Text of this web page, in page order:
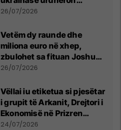
kontroll të madh
26/07/2026
Vetëm dy raunde dhe
miliona euro në xhep,
zbulohet sa fituan Joshua
e Prenga
26/07/2026
Vëllai iu etiketua si pjesëtar
i grupit të Arkanit, Drejtori i
Ekonomisë në Prizren
mohon pretendimet
24/07/2026